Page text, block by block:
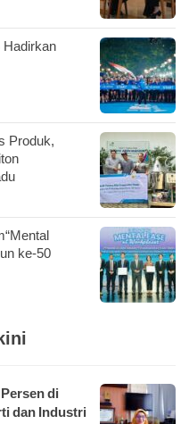
Hadirkan
Produk,
ke-50
di
dan Industri